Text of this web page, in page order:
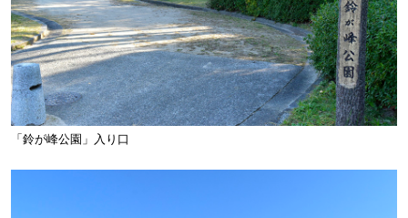
「鈴が峰公園」入り口